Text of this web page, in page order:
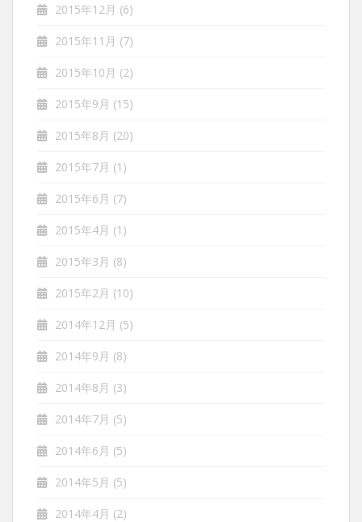
2015年12月 (6)
2015年11月 (7)
2015年10月 (2)
2015年9月 (15)
2015年8月 (20)
2015年7月 (1)
2015年6月 (7)
2015年4月 (1)
2015年3月 (8)
2015年2月 (10)
2014年12月 (5)
2014年9月 (8)
2014年8月 (3)
2014年7月 (5)
2014年6月 (5)
2014年5月 (5)
2014年4月 (2)